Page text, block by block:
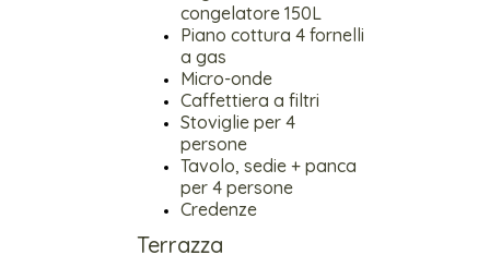
congelatore 150L
Piano cottura 4 fornelli
a gas
Micro-onde
Caffettiera a filtri
Stoviglie per 4
persone
Tavolo, sedie + panca
per 4 persone
Credenze
Terrazza